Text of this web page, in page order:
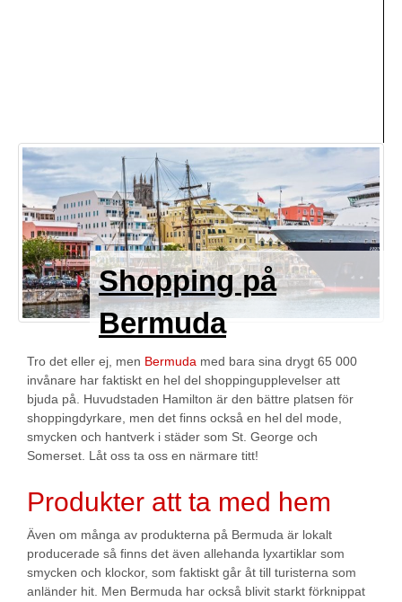
Shopping på
Bermuda
Tro det eller ej, men Bermuda med bara sina drygt 65 000
invånare har faktiskt en hel del shoppingupplevelser att
bjuda på. Huvudstaden Hamilton är den bättre platsen för
shoppingdyrkare, men det finns också en hel del mode,
smycken och hantverk i städer som St. George och
Somerset. Låt oss ta oss en närmare titt!
Produkter att ta med hem
Även om många av produkterna på Bermuda är lokalt
producerade så finns det även allehanda lyxartiklar som
smycken och klockor, som faktiskt går åt till turisterna som
anländer hit. Men Bermuda har också blivit starkt förknippat